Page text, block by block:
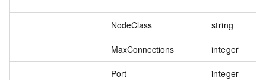
NodeClass string
MaxConnections integer
Port integer